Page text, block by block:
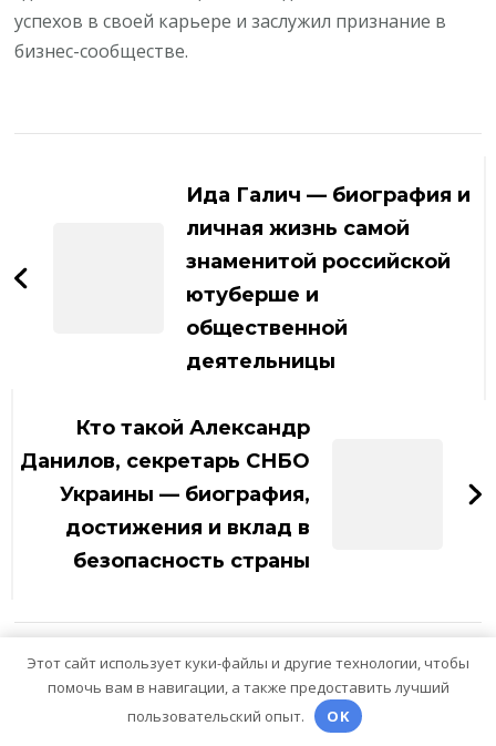
успехов в своей карьере и заслужил признание в
бизнес-сообществе.
Ида Галич — биография и
личная жизнь самой
знаменитой российской
ютуберше и
общественной
деятельницы
Кто такой Александр
Данилов, секретарь СНБО
Украины — биография,
достижения и вклад в
безопасность страны
Похожая запись
Этот сайт использует куки-файлы и другие технологии, чтобы
помочь вам в навигации, а также предоставить лучший
пользовательский опыт.
OK